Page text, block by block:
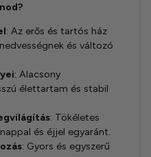
: Az erős és tartós ház
és változó
: Alacsony
élettartam és stabil
: Tökéletes
és éjjel egyaránt.
: Gyors és egyszerű